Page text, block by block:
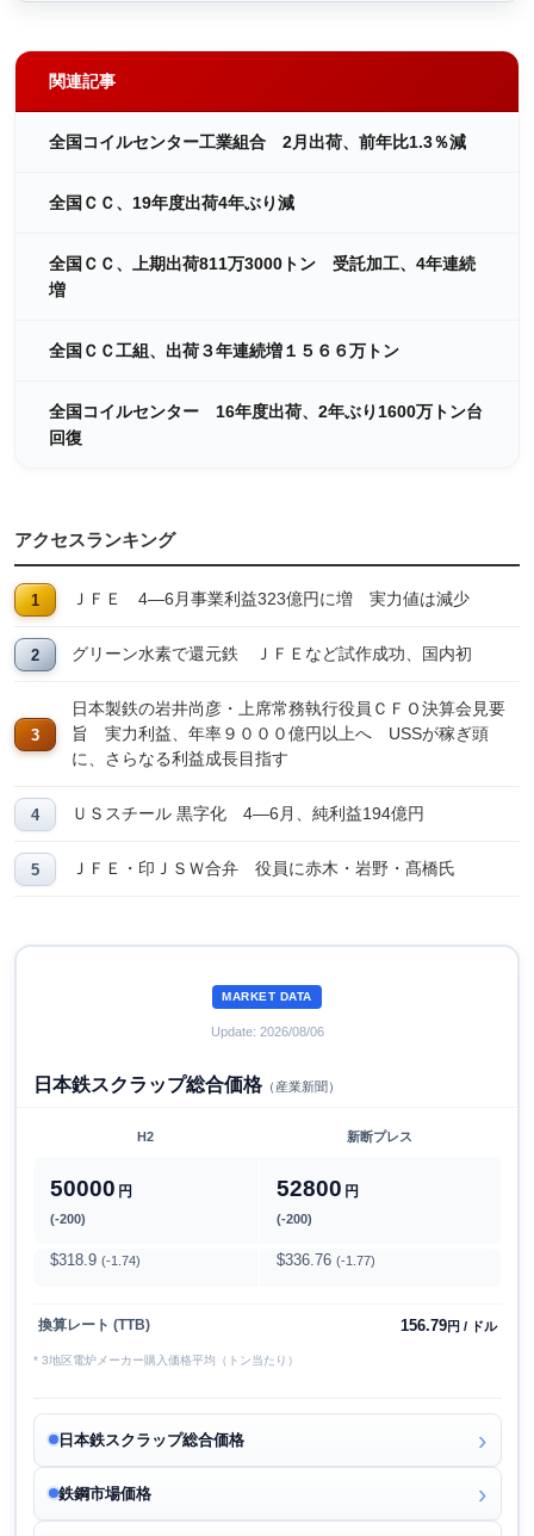
関連記事
全国コイルセンター工業組合 2月出荷、前年比1.3％減
全国ＣＣ、19年度出荷4年ぶり減
全国ＣＣ、上期出荷811万3000トン 受託加工、4年連続
増
全国ＣＣ工組、出荷３年連続増１５６６万トン
全国コイルセンター 16年度出荷、2年ぶり1600万トン台
回復
アクセスランキング
ＪＦＥ 4―6月事業利益323億円に増 実力値は減少
グリーン水素で還元鉄 ＪＦＥなど試作成功、国内初
日本製鉄の岩井尚彦・上席常務執行役員ＣＦＯ決算会見要
旨 実力利益、年率９０００億円以上へ USSが稼ぎ頭
に、さらなる利益成長目指す
ＵＳスチール 黒字化 4―6月、純利益194億円
ＪＦＥ・印ＪＳＷ合弁 役員に赤木・岩野・髙橋氏
MARKET DATA
Update: 2026/08/06
日本鉄スクラップ総合価格（産業新聞）
H2 新断プレス
50000 円
(-200)
52800 円
(-200)
$318.9 (-1.74) $336.76 (-1.77)
換算レート (TTB) 156.79円 / ドル
* 3地区電炉メーカー購入価格平均（トン当たり）
日本鉄スクラップ総合価格
鉄鋼市場価格